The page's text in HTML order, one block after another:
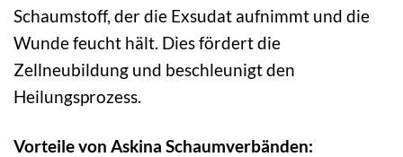
Schaumstoff, der die Exsudat aufnimmt und die
Wunde feucht hält. Dies fördert die
Zellneubildung und beschleunigt den
Heilungsprozess.
Vorteile von Askina Schaumverbänden: